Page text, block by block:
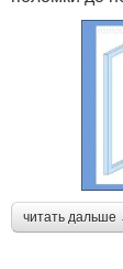
читать дальше